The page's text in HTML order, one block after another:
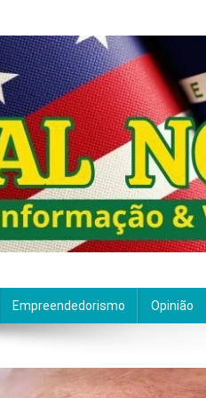
Empreendedorismo Opinião